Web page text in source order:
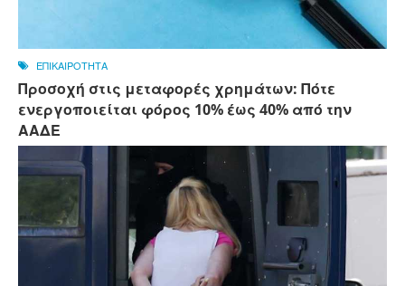
ΕΠΙΚΑΙΡΟΤΗΤΑ
Προσοχή στις μεταφορές χρημάτων: Πότε
ενεργοποιείται φόρος 10% έως 40% από την
ΑΑΔΕ